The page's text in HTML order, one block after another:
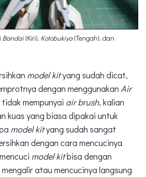
Bandai(Kiri), Kotobukiya(Tengah), dan
model kityang sudah dicat,
dengan menggunakan Air
mempunyai air brush, kalian
kuas yang biasa dipakai untuk
model kityang sudah sangat
dengan cara mencucinya
model kitbisa dengan
atau mencucinya langsung